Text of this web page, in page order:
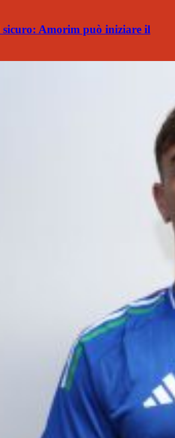
sicuro: Amorim può iniziare il